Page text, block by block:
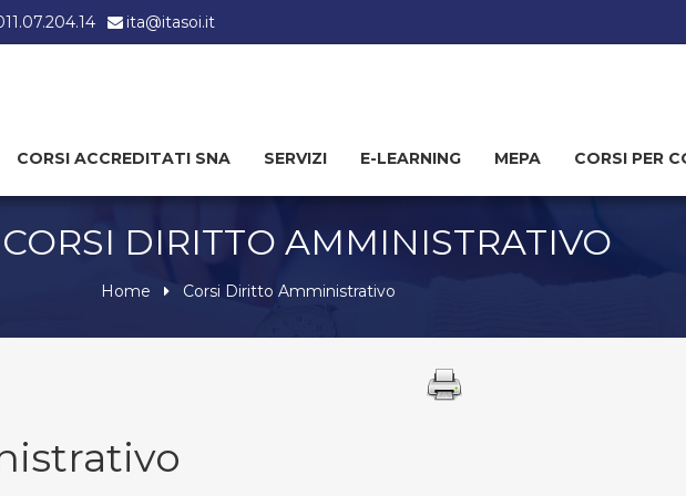
ita@itasoi.it
CORSI ACCREDITATI SNA SERVIZI E-LEARNING MEPA CORSI PER
DIRITTO AMMINISTRATIVO
Home Corsi Diritto Amministrativo